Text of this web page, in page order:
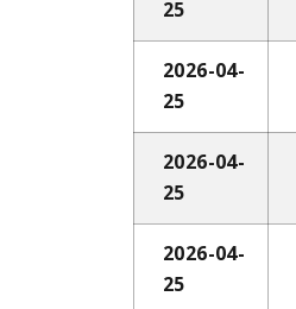
25
2026-04-
25
2026-04-
25
2026-04-
25